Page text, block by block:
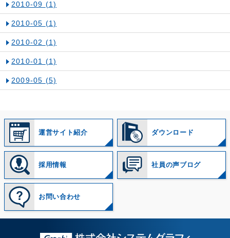
2010-09 (1)
2010-05 (1)
2010-02 (1)
2010-01 (1)
2009-05 (5)
運営サイト紹介 ダウンロード
採用情報 社員の声ブログ
お問い合わせ